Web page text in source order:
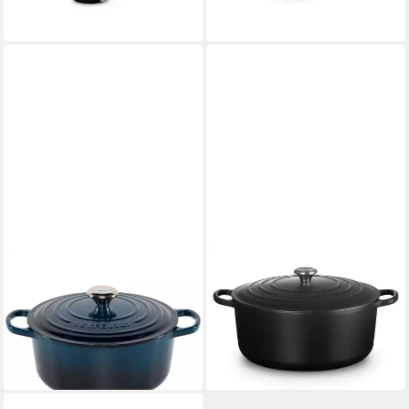
Kochtopf Signature Bräter
rund 26 cm nuit
328,90 € UVP395,00 €
-17%
lieferbar - in 2-3 Werktagen bei dir
Bräter Bräter Signature rund
schwarz matt 34cm,
Emailliertes Gusseisen
384,30 €
lieferbar - in 2-3 Werktagen bei dir